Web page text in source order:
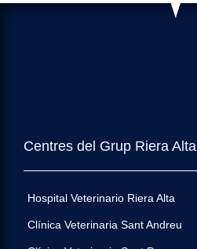
Centres del Grup Riera Alta
Hospital Veterinario Riera Alta
Clínica Veterinaria Sant Andreu